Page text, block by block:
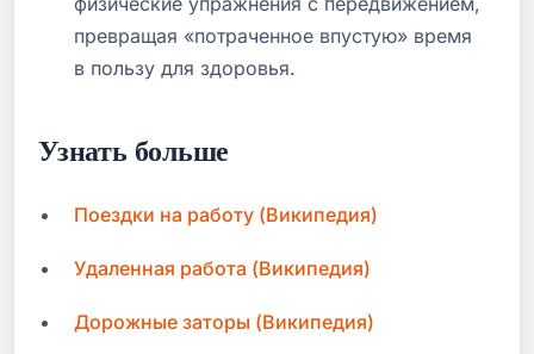
превращая «потраченное впустую» время
в пользу для здоровья.
Узнать больше
Поездки на работу (Википедия)
Удаленная работа (Википедия)
Дорожные заторы (Википедия)